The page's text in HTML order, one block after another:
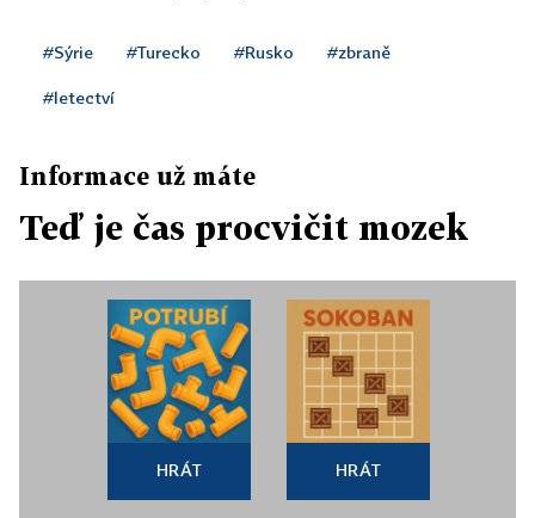
#Sýrie #Turecko #Rusko #zbraně
#letectví
Informace už máte
Teď je čas procvičit mozek
HRÁT HRÁT